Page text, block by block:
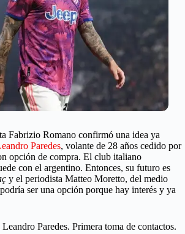
Fabrizio Romano confirmó una idea ya
Paredes, volante de 28 años cedido por
opción de compra. El club italiano
con el argentino. Entonces, su futuro es
y el periodista Matteo Moretto, del medio
ser una opción porque hay interés y ya
Paredes. Primera toma de contactos.